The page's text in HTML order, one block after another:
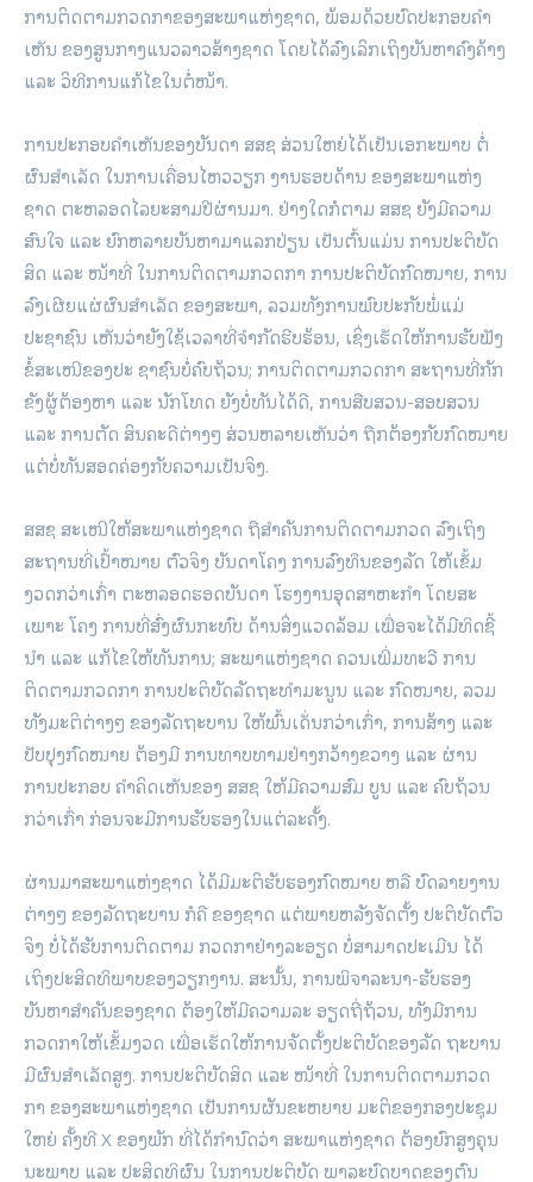
ການ​ຕິດຕາມ​ກວດກາຂອງ​ສະພາ​ແຫ່ງ​ຊາດ, ພ້ອມ​ດ້ວຍ​ບົດ​ປະກອບ​ຄຳ​
ເຫັນ ຂອງ​ສູນ​ກາງ​ແນວ​ລາວ​ສ້າງ​ຊາດ ​ໂດຍ​ໄດ້​ລົງ​ເລິກ​​ເຖິງ​ບັນຫາ​ຄົງ​ຄ້າງ
​ແລະ ວິທີ​ການ​ແກ້​ໄຂ​ໃນຕໍ່ໜ້າ.
ການ​ປະກອບ​ຄຳ​ເຫັນຂອງບັນດາ ສສຊ ສ່ວນ​ໃຫຍ່​ໄດ້​ເປັນ​ເອກະ​ພາບ ຕໍ່
ຜົນສຳ​ເລັດ​​ ໃນ​ການ​ເຄື່ອນ​ໄຫວ​ວຽກ ງານ​ຮອບດ້ານ ຂອງສະພາ​ແຫ່ງ​
ຊາດ ຕະຫລອດ​ໄລຍະສາມ​ປີຜ່ານມາ. ຢ່າງ​ໃດ​ກໍ​ຕາມ ສສຊ ​ຍັງ​ມີ​ຄວາມ​
ສົນ​ໃຈ ​ແລະ ຍົກ​ຫລາຍ​ບັນຫາ​ມາ​ແລກປ່ຽນ ​ເປັນ​ຕົ້ນ​ແມ່ນ​ ການ​ປະຕິບັດ​
ສິດ ​ແລະ ໜ້າທີ່ ​ໃນ​ການ​ຕິດຕາມ​ກວດກາ ​ການ​ປະຕິບັດ​ກົດໝາຍ, ການ​
ລົງ​ເຜີຍ​ແຜ່​ຜົນສຳ​ເລັດ ​ຂອງ​ສະພາ, ລວມທັງການພົບ​ປະ​ກັບ​ພໍ່​ແມ່​
ປະຊາຊົນ ​ເຫັນ​ວ່າ​ຍັງ​ໃຊ້​ເວລາ​ທີ່​ຈຳກັດຮີບ​ຮ້ອນ, ​ເຊິ່ງ​ເຮັດ​ໃຫ້ການ​ຮັບ​ຟັງ​
ຂໍ້​ສະ​ເໜີຂອງ​ປະ ຊາຊົນບໍ່ຄົບ​ຖ້ວນ; ການ​ຕິດຕາມ​ກວດກາ ສະຖານ​ທີ່​ກັກ​
ຂັງ​ຜູ້​ຕ້ອງ​ຫາ ​ແລະ ນັກ​ໂທດ ຍັງ​ບໍ່ທັນ​ໄດ້​ດີ, ການ​ສືບສວນ-ສອບ​ສວນ ​
ແລະ ການ​ຕັດ ສິນຄະດີ​ຕ່າງໆ ​ສ່ວນ​ຫລາຍເຫັນ​ວ່າ​ ຖືກຕ້ອງກັບ​ກົດໝາຍ
​ແຕ່​ບໍ່ທັນ​ສອດຄ່ອງ​ກັບ​ຄວາມ​ເປັນ​ຈິງ.
ສສຊ ສະ​ເໜີ​ໃຫ້​ສະພາ​ແຫ່ງຊາດ ຖື​ສຳຄັນ​ການ​ຕິດຕາມ​ກວດ ລົງ​ເຖິງ​
ສະຖານ​ທີ່​​ເປົ້າໝາຍ ຕົວ​ຈິງ ບັນດາ​ໂຄງ ການ​ລົງທຶນ​ຂອງ​ລັດ ​ໃຫ້​ເຂັ້ມ​
ງວດ​ກວ່າ​ເກົ່າ ຕະຫລອດ​ຮອດ​ບັນດາ​ ໂຮງງານ​ອຸດສາ​ຫະກຳ ​ໂດຍ​ສະ​
ເພາະ ​ໂຄງ ການທີ່​ສົ່ງ​ຜົນ​ກະທົບ​ ດ້ານ​ສິ່ງ​ແວດ​ລ້ອມ ​ເພື່ອ​ຈະ​ໄດ້​ມີ​ທິດ​ຊີ້​
ນຳ ​ແລະ ​ແກ້​ໄຂ​ໃຫ້​ທັນ​ການ; ສະພາ​ແຫ່ງ​ຊາດ ຄວນ​ເພີ່ມ​ທະວີ ການ​
ຕິດຕາມ​ກວດກາ ການປະຕິບັດ​ລັດຖະທຳ​ມະນູນ ​ແລະ ກົດໝາຍ, ລວມ
ທັງ​ມະຕິ​ຕ່າງໆ ຂອງ​ລັດຖະບານ ​ໃຫ້​ພົ້ນ​ເດັ່ນ​ກວ່າ​ເກົ່າ, ການ​ສ້າງ ​ແລະ
ປັບປຸງ​ກົດໝາຍ ຕ້ອງ​ມີ​ ການ​ທາ​ບທາມຢ່າງ​ກວ້າງ​ຂວາງ ​ແລະ ຜ່ານ​
ການ​ປະກອບ ​ຄຳ​ຄິດ​ເຫັນ​ຂອງ ສສຊ ​ໃຫ້​ມີ​ຄວາມ​ສົມ ບູນ ​ແລະ ຄົບ​ຖ້ວນ​
ກວ່າ​ເກົ່າ ກ່ອນ​ຈະ​ມີ​ການ​ຮັບຮອງ​ໃນ​ແຕ່​ລະ​ຄັ້ງ.
ຜ່ານ​ມາ​ສະພາ​ແຫ່ງ​ຊາດ​ ໄດ້ມີ​ມະຕິ​ຮັບຮອງກົດໝາຍ ຫລື ບົດ​ລາຍງານ
ຕ່າງໆ​ ຂອງ​ລັດຖະບານ ກໍ​ຄື​ ຂອງ​ຊາດ ​ແຕ່​ພາຍຫລັງຈັດ​ຕັ້ງ ​ປະຕິບັດຕົວ​
ຈິງ ບໍ່​ໄດ້​ຮັບ​ການ​ຕິດຕາມ​ ກວດກາຢ່າງ​ລະອຽດ ບໍ່ສາມາດ​ປະ​ເມີນ​ ໄດ້​​
ເຖິງປະສິດທິພາບ​ຂອງ​ວຽກງານ. ສະ​ນັ້ນ, ການ​ພິຈາລະນາ-ຮັບຮອງ​
ບັນຫາ​ສຳຄັນ​ຂອງ​ຊາດ ຕ້ອງ​ໃຫ້​ມີ​ຄວາມ​ລະ ອຽດຖີ່​ຖ້ວນ, ທັງ​ມີ​ການ​
ກວດກາ​ໃຫ້​ເຂັ້ມ​ງວດ ​ເພື່ອ​ເຮັດ​ໃຫ້ການຈັດ​ຕັ້ງ​ປະຕິບັດ​ຂອງ​ລັດ ຖະບານ​
ມີ​ຜົນສຳ​ເລັດ​ສູງ. ການ​ປະຕິບັດ​ສິດ ​ແລະ ໜ້າທີ່ ​ໃນ​ການ​ຕິດຕາມ​ກວດ
ກາ ຂອງ​ສະພາ​ແຫ່ງ​ຊາດ ​ເປັນ​ການ​ຜັນ​ຂະຫຍາຍ​ ມະຕິ​ຂອງ​ກອງ​ປະຊຸມ​
ໃຫຍ່ ຄັ້ງ​ທີ X ຂອງ​ພັກ ທີ່​ໄດ້​ກຳນົດວ່າ ສະພາ​​ແຫ່ງຊາດ ຕ້ອງ​ຍົກ​ສູງ​ຄຸນ​
ນະພາ​ບ ​ແລະ ປະສິດທິ​ຜົນ ​ໃນການ​ປະຕິ​ບັດ ​ພາລະ​ບົດບາດ​ຂອງ​ຕົນ ​